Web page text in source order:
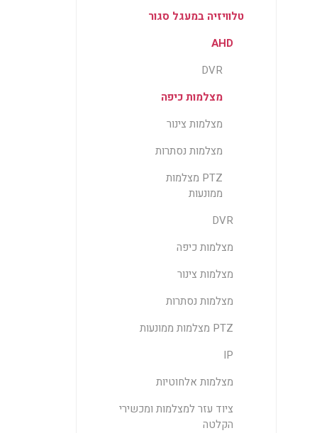
טלוויזיה במעגל סגור
AHD
DVR
מצלמות כיפה
מצלמות צינור
מצלמות נסתרות
PTZ מצלמות
ממונעות
DVR
מצלמות כיפה
מצלמות צינור
מצלמות נסתרות
PTZ מצלמות ממונעות
IP
מצלמות אלחוטיות
ציוד עזר למצלמות ומכשירי
הקלטה